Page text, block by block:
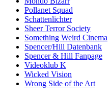
Pollanet Squad
Schattenlichter
Sheer Terror Society
Something Weird Cinema
Spencer/Hill Datenbank
Spencer & Hill Fanpage
Videoklub K
Wicked Vision
Wrong Side of the Art